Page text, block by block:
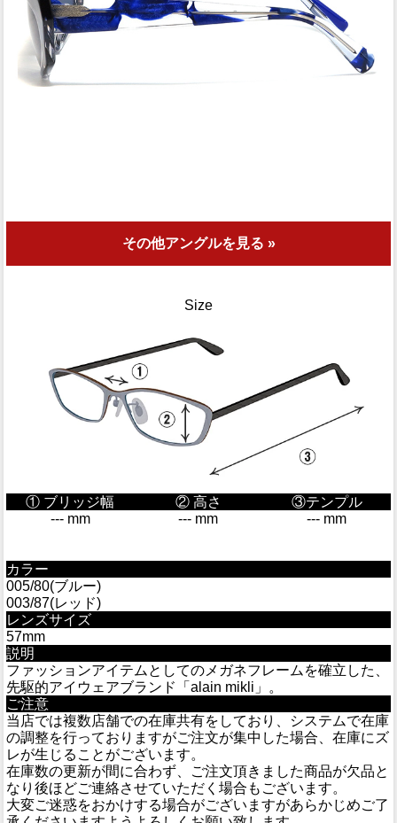
その他アングルを見る »
Size
① ブリッジ幅 ② 高さ
③テンプル
--- mm
--- mm --- mm
カラー
005/80(ブルー)
003/87(レッド)
レンズサイズ
57mm
説明
ファッションアイテムとしてのメガネフレームを確立した、
先駆的アイウェアブランド「alain mikli」。
ご注意
当店では複数店舗での在庫共有をしており、システムで在庫
の調整を行っておりますがご注文が集中した場合、在庫にズ
レが生じることがございます。
在庫数の更新が間に合わず、ご注文頂きました商品が欠品と
なり後ほどご連絡させていただく場合もございます。
大変ご迷惑をおかけする場合がございますがあらかじめご了